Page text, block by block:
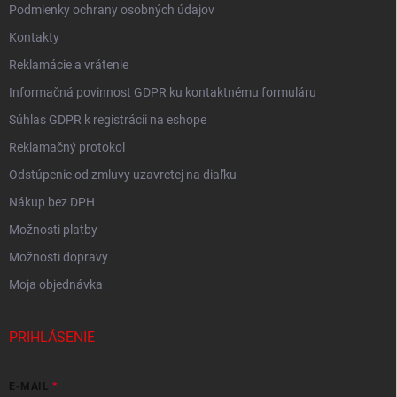
Podmienky ochrany osobných údajov
Kontakty
Reklamácie a vrátenie
Informačná povinnost GDPR ku kontaktnému formuláru
Súhlas GDPR k registrácii na eshope
Reklamačný protokol
Odstúpenie od zmluvy uzavretej na diaľku
Nákup bez DPH
Možnosti platby
Možnosti dopravy
Moja objednávka
PRIHLÁSENIE
E-MAIL